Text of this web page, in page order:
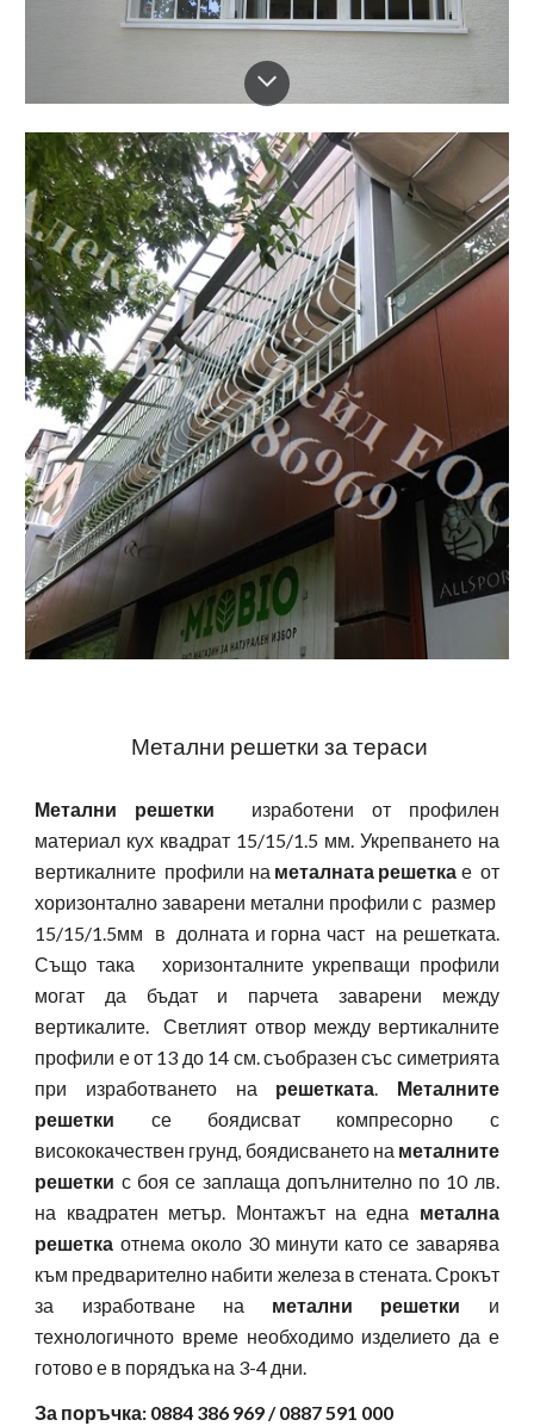
Метални решетки за тераси
Метални решетки изработени от профилен
материал кух квадрат 15/15/1.5 мм. Укрепването на
вертикалните профили на металната решетка е от
хоризонтално заварени метални профили с размер
15/15/1.5мм в долната и горна част на решетката.
Също така хоризонталните укрепващи профили
могат да бъдат и парчета заварени между
вертикалите. Светлият отвор между вертикалните
профили е от 13 до 14 см. съобразен със симетрията
при изработването на решетката. Металните
решетки се боядисват компресорно с
висококачествен грунд, боядисването на металните
решетки с боя се заплаща допълнително по 10 лв.
на квадратен метър. Монтажът на една метална
решетка отнема около 30 минути като се заварява
към предварително набити железа в стената. Срокът
за изработване на метални решетки и
технологичното време необходимо изделието да е
готово е в порядъка на 3-4 дни.
За поръчка: 0884 386 969 / 0887 591 000